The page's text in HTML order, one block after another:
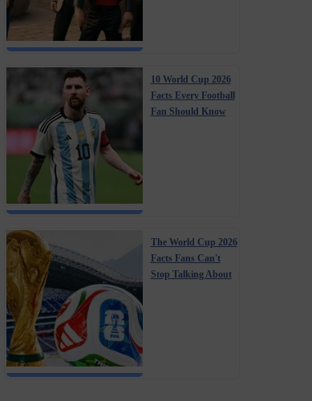
10 World Cup 2026
Facts Every Football
Fan Should Know
The World Cup 2026
Facts Fans Can't
Stop Talking About